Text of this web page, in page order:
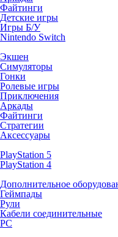
Файтинги
Детские игры
Игры Б/У
Nintendo Switch
Экшен
Симуляторы
Гонки
Ролевые игры
Приключения
Аркады
Файтинги
Стратегии
Аксессуары
PlayStation 5
PlayStation 4
Дополнительное
Геймпады
Рули
Кабели соединительные
PC